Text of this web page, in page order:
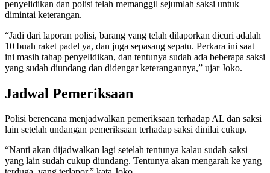
penyelidikan dan polisi telah memanggil sejumlah saksi untuk
dimintai keterangan.
“Jadi dari laporan polisi, barang yang telah dilaporkan dicuri adalah
10 buah raket padel ya, dan juga sepasang sepatu. Perkara ini saat
ini masih tahap penyelidikan, dan tentunya sudah ada beberapa saksi
yang sudah diundang dan didengar keterangannya,” ujar Joko.
Jadwal Pemeriksaan
Polisi berencana menjadwalkan pemeriksaan terhadap AL dan saksi
lain setelah undangan pemeriksaan terhadap saksi dinilai cukup.
“Nanti akan dijadwalkan lagi setelah tentunya kalau sudah saksi
yang lain sudah cukup diundang. Tentunya akan mengarah ke yang